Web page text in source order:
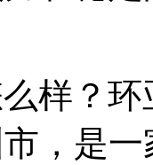
么样？
，是